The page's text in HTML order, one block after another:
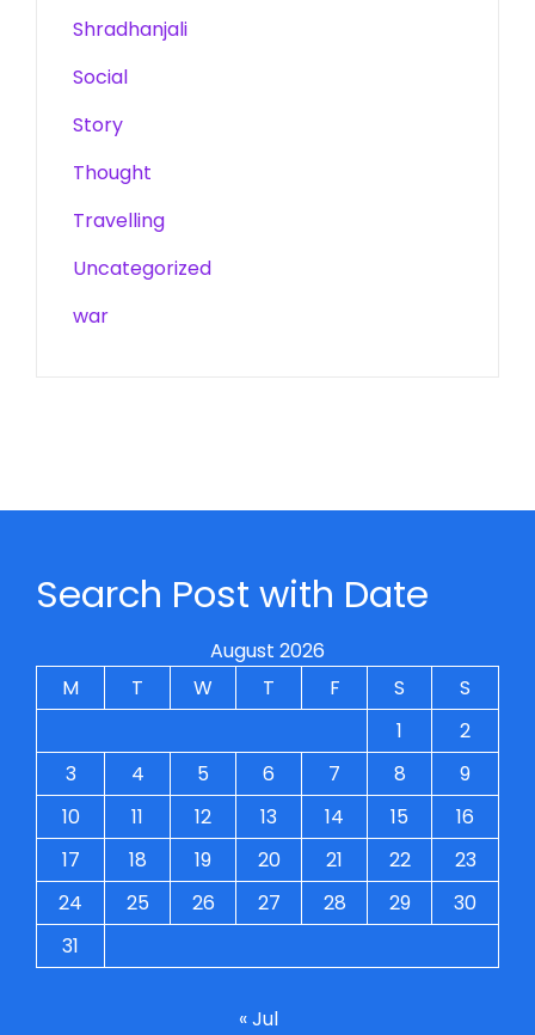
Shradhanjali
Social
Story
Thought
Travelling
Uncategorized
war
Search Post with Date
August 2026
M
T W T F S
S
1
2
3
4 5 6 7 8
9
10
11 12 13 14 15
16
17
18 19 20 21 22
23
24
25 26 27 28 29
30
31
« Jul